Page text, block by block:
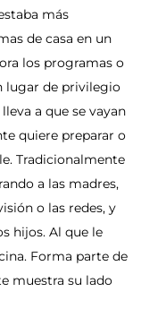
más
de casa en un
los programas o
lugar de privilegio
a que se vayan
quiere preparar o
Tradicionalmente
a las madres,
o las redes, y
hijos. Al que le
Forma parte de
muestra su lado